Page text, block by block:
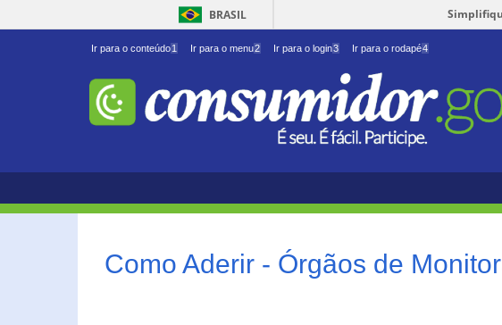
BRASIL
Ir para o conteúdo1 Ir para o menu2 Ir para o login3 Ir para o rodapé4
Como Aderir - Órgãos de